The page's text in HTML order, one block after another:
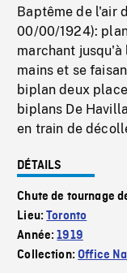
Baptême de l'air
00/00/1924):
marchant jusqu'à
mains et se
biplan deux
biplans De
en train de
DÉTAILS
Chute de tournage
Lieu:Toronto
Année:1919
Collection:Office